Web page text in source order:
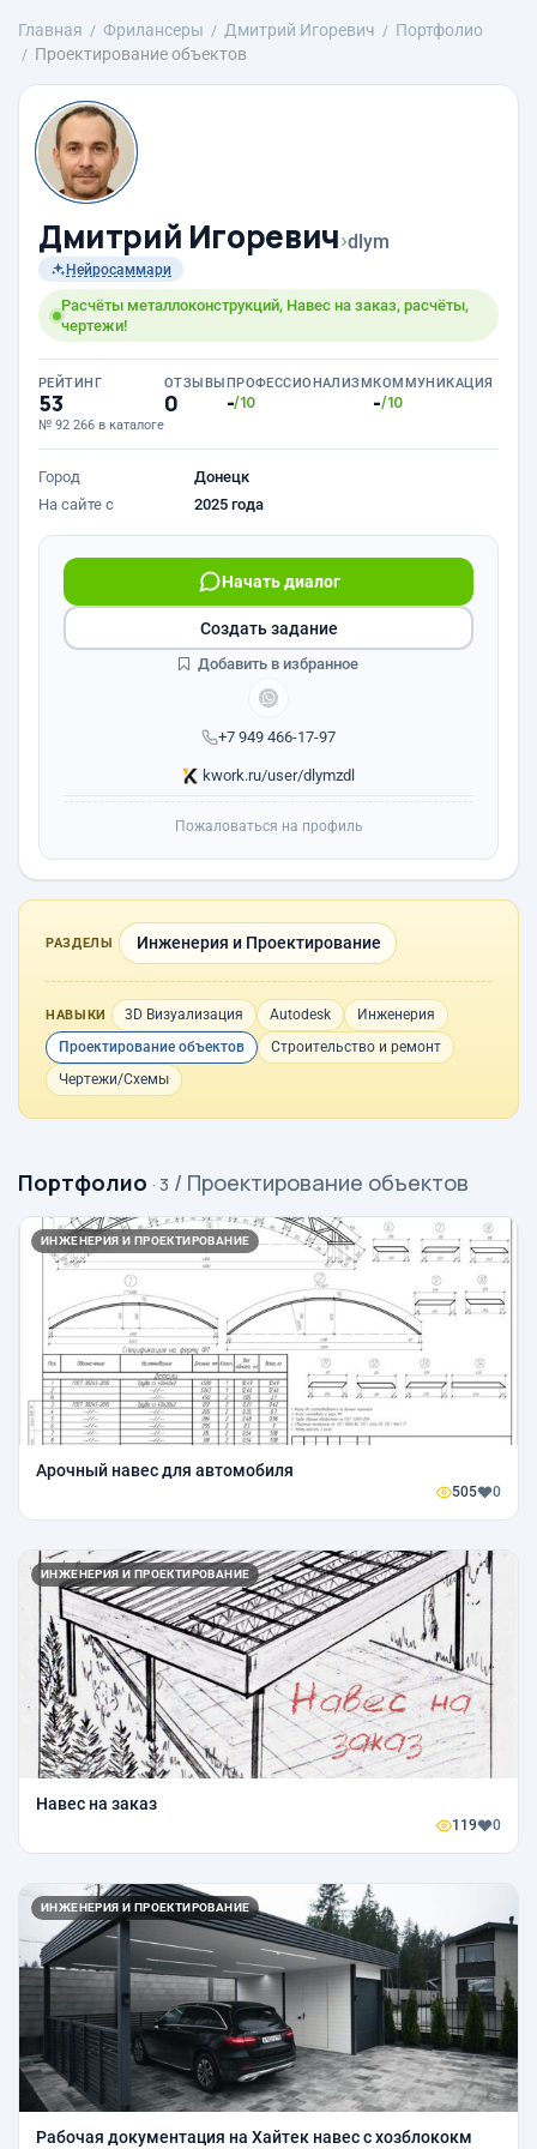
Главная Фрилансеры Дмитрий Игоревич
Портфолио
Проектирование объектов
Дмитрий Игоревич›dlym
Нейросаммари
Расчёты металлоконструкций, Навес на заказ, расчёты,
чертежи!
РЕЙТИНГ
53
№ 92 266 в каталоге
ОТЗЫВЫ
0
ПРОФЕССИОНАЛИЗМ
-/10
КОММУНИКАЦИЯ
-/10
Город
Донецк
На сайте с
2025 года
+7 949 466-17-97
Начать диалог
kwork.ru/user/dlymzdl
Создать задание
Добавить в избранное
Пожаловаться на профиль
РАЗДЕЛЫ Инженерия и Проектирование
НАВЫКИ 3D Визуализация Autodesk
Инженерия
Проектирование объектов
Строительство и ремонт
Чертежи/Схемы
Портфолио · 3 / Проектирование объектов
ИНЖЕНЕРИЯ И ПРОЕКТИРОВАНИЕ
Арочный навес для автомобиля
505 0
ИНЖЕНЕРИЯ И ПРОЕКТИРОВАНИЕ
Навес на заказ
119 0
ИНЖЕНЕРИЯ И ПРОЕКТИРОВАНИЕ
Рабочая документация на Хайтек навес с хозблококм